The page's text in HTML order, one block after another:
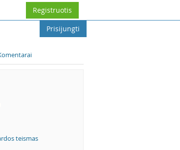
Registruotis
Prisijungti
teismas